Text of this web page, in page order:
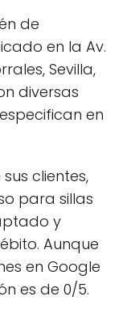
de
en la Av.
Sevilla,
diversas
en
clientes,
para sillas
y
Aunque
en Google
es de 0/5.